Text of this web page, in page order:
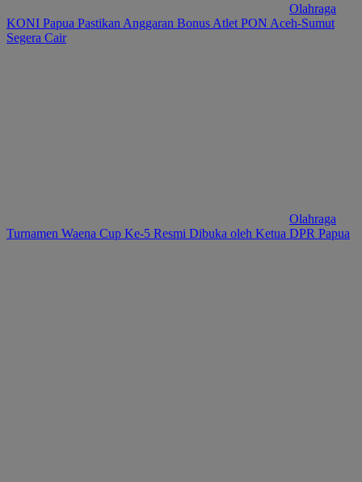
Olahraga
KONI Papua Pastikan Anggaran Bonus Atlet PON Aceh-Sumut
Segera Cair
Olahraga
Turnamen Waena Cup Ke-5 Resmi Dibuka oleh Ketua DPR Papua